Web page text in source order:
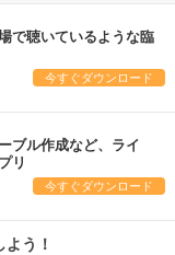
で聴いているような臨
今すぐダウンロード
ブル作成など、ライ
リ
今すぐダウンロード
う！